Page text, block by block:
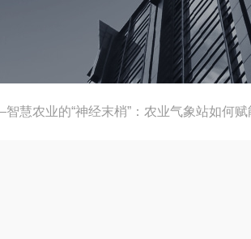
慧农业的“神经末梢”：农业气象站如何赋